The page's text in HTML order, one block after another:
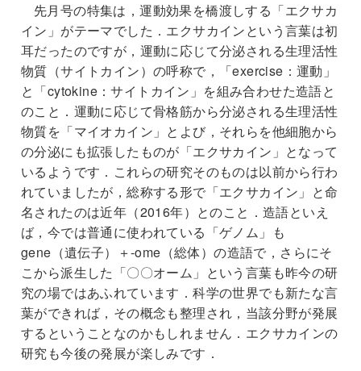
先月号の特集は，運動効果を橋渡しする「エクサカ
イン」がテーマでした．エクサカインという言葉は初
耳だったのですが，運動に応じて分泌される生理活性
物質（サイトカイン）の呼称で，「exercise：運動」
と「cytokine：サイトカイン」を組み合わせた造語と
のこと．運動に応じて骨格筋から分泌される生理活性
物質を「マイオカイン」とよび，それらを他細胞から
の分泌にも拡張したものが「エクサカイン」となって
いるようです．これらの研究そのものは以前から行わ
れていましたが，総称する形で「エクサカイン」と命
名されたのは近年（2016年）とのこと．造語といえ
ば，今では普通に使われている「ゲノム」も
gene（遺伝子）＋-ome（総体）の造語で，さらにそ
こから派生した「〇〇オーム」という言葉も昨今の研
究の場ではあふれています．科学の世界でも新たな言
葉ができれば，その概念も整理され，当該分野が発展
するということなのかもしれません．エクサカインの
研究も今後の発展が楽しみです．